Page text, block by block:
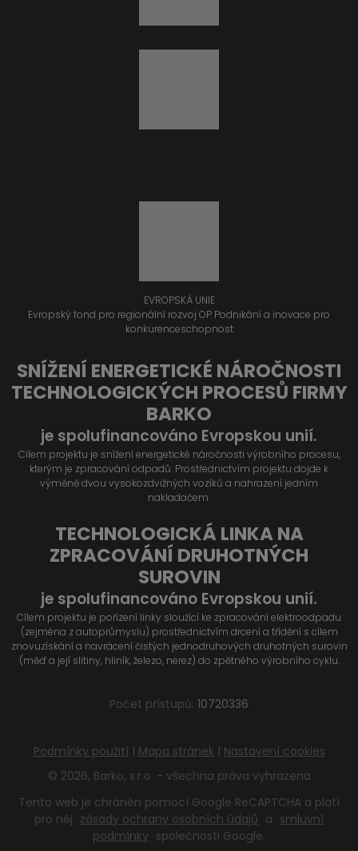
EVROPSKÁ UNIE
Evropský fond pro regionální rozvoj OP Podnikání a inovace pro
konkurenceschopnost
SNÍŽENÍ ENERGETICKÉ NÁROČNOSTI
TECHNOLOGICKÝCH PROCESŮ FIRMY
BARKO
je spolufinancováno Evropskou unií.
Cílem projektu je snížení energetické náročnosti výrobního procesu,
kterým je zpracování odpadů. Prostřednictvím projektu dojde k
výměně dvou vysokozdvižných vozíků a nahrazení jedním
nakladačem.
TECHNOLOGICKÁ LINKA NA
ZPRACOVÁNÍ DRUHOTNÝCH
SUROVIN
je spolufinancováno Evropskou unií.
Cílem projektu je pořízení linky sloužící ke zpracování elektroodpadu
(zejména z autoprůmyslu) prostřednictvím drcení a třídění s cílem
znovuzískání a navrácení čistých jednodruhových druhotných surovin
(měď a její slitiny, hliník, železo, nerez) do zpětného výrobního cyklu.
Počet přístupů: 10720336
© 2026, Barko, s.r.o. - všechna práva vyhrazena
Podmínky použití | Mapa stránek | Nastavení cookies
Tento web je chráněn pomocí Google ReCAPTCHA a platí
pro něj zásady ochrany osobních údajů a smluvní
podmínky společnosti Google.